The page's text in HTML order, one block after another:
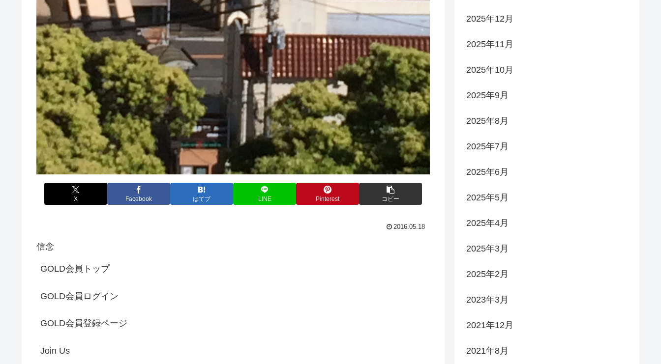
X Facebook はてブ LINE Pinterest コピー
2016.05.18
信念
GOLD会員トップ
GOLD会員ログイン
GOLD会員登録ページ
Join Us
2025年12月
2025年11月
2025年10月
2025年9月
2025年8月
2025年7月
2025年6月
2025年5月
2025年4月
2025年3月
2025年2月
2023年3月
2021年12月
2021年8月